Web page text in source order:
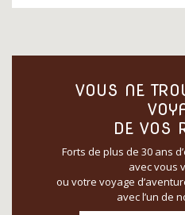
VOUS NE
DE VOS
Forts de plus de 30 ans
avec vous
ou votre voyage
avec l’un de